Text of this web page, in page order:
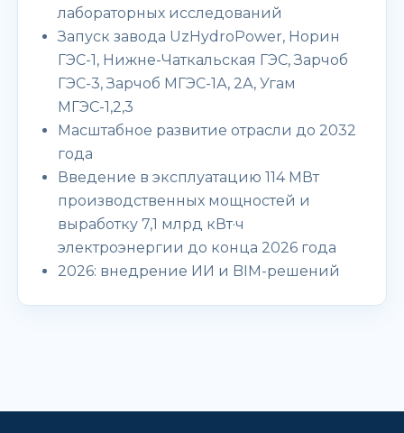
лабораторных исследований
Запуск завода UzHydroPower, Норин
ГЭС-1, Нижне-Чаткальская ГЭС, Зарчоб
ГЭС-3, Зарчоб МГЭС-1А, 2А, Угам
МГЭС-1,2,3
Масштабное развитие отрасли до 2032
года
Введение в эксплуатацию 114 МВт
производственных мощностей и
выработку 7,1 млрд кВт·ч
электроэнергии до конца 2026 года
2026: внедрение ИИ и BIM-решений